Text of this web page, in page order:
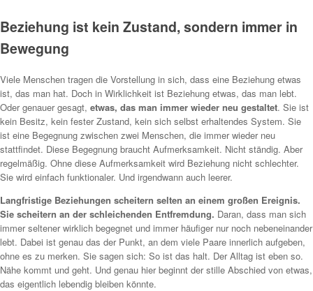
Beziehung ist kein Zustand, sondern immer in
Bewegung
Viele Menschen tragen die Vorstellung in sich, dass eine Beziehung etwas
ist, das man hat. Doch in Wirklichkeit ist Beziehung etwas, das man lebt.
Oder genauer gesagt, etwas, das man immer wieder neu gestaltet. Sie ist
kein Besitz, kein fester Zustand, kein sich selbst erhaltendes System. Sie
ist eine Begegnung zwischen zwei Menschen, die immer wieder neu
stattfindet. Diese Begegnung braucht Aufmerksamkeit. Nicht ständig. Aber
regelmäßig. Ohne diese Aufmerksamkeit wird Beziehung nicht schlechter.
Sie wird einfach funktionaler. Und irgendwann auch leerer.
Langfristige Beziehungen scheitern selten an einem großen Ereignis.
Sie scheitern an der schleichenden Entfremdung. Daran, dass man sich
immer seltener wirklich begegnet und immer häufiger nur noch nebeneinander
lebt. Dabei ist genau das der Punkt, an dem viele Paare innerlich aufgeben,
ohne es zu merken. Sie sagen sich: So ist das halt. Der Alltag ist eben so.
Nähe kommt und geht. Und genau hier beginnt der stille Abschied von etwas,
das eigentlich lebendig bleiben könnte.